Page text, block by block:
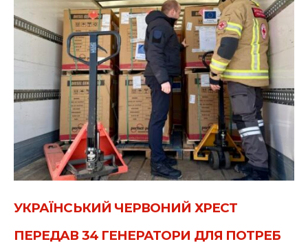
УКРАЇНСЬКИЙ ЧЕРВОНИЙ ХРЕСТ
ПЕРЕДАВ 34 ГЕНЕРАТОРИ ДЛЯ ПОТРЕБ